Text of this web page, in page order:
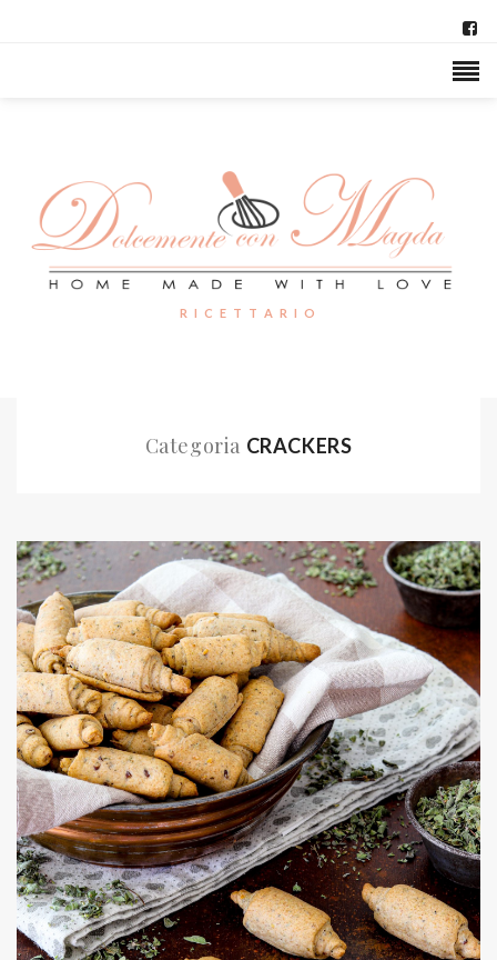
R I C E T T A R I O
Categoria CRACKERS